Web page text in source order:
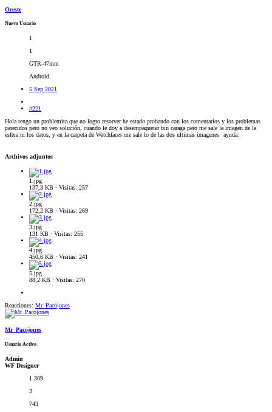
Oreste
Nuevo Usuario
1
1
GTR-47mm
Android
5 Sep 2021
#221
Hola tengo un problemita que no logro resorver he estado probando con los comentarios y los problemas
parecidos pero no veo solución, cuando le doy a desempaquetar bin caraga pero me sale la imagen de la
esfera ni los datos, y en la carpeta de Watchfaces me sale lo de las dos ultimas imagenes
ayuda.
Archivos adjuntos
1.jpg
137,3 KB · Visitas: 257
2.jpg
172,2 KB · Visitas: 269
3.jpg
131 KB · Visitas: 255
4.jpg
450,6 KB · Visitas: 241
5.jpg
88,2 KB · Visitas: 270
Reacciones: Mr_Pacojones
Mr_Pacojones
Usuario Activo
Admin
WF Designer
1.309
3
743